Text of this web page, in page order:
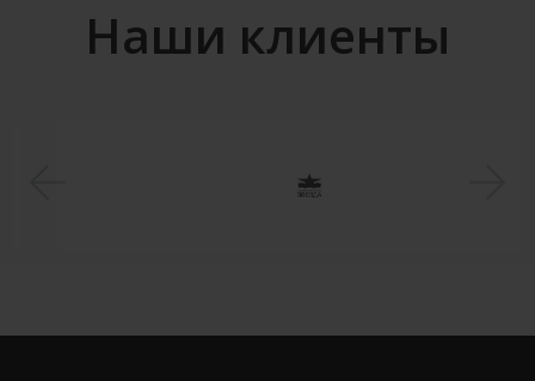
Наши клиенты